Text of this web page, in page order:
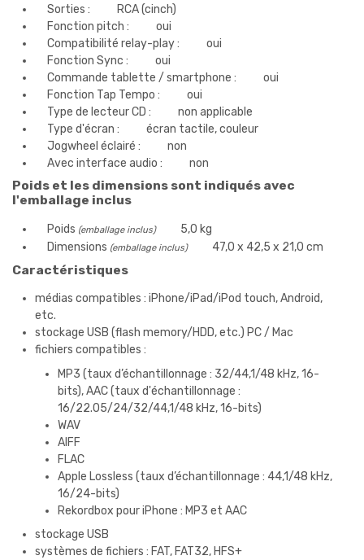
Sorties :
RCA (cinch)
Fonction pitch :
oui
Compatibilité relay-play :
oui
Fonction Sync :
oui
Commande tablette / smartphone :
oui
Fonction Tap Tempo :
oui
Type de lecteur CD :
non applicable
Type d'écran :
écran tactile, couleur
Jogwheel éclairé :
non
Avec interface audio :
non
Poids et les dimensions sont indiqués avec
l'emballage inclus
Poids (emballage inclus)
5,0 kg
Dimensions (emballage inclus) 47,0 x 42,5 x 21,0 cm
Caractéristiques
médias compatibles : iPhone/iPad/iPod touch, Android,
etc.
stockage USB (flash memory/HDD, etc.) PC / Mac
fichiers compatibles :
MP3 (taux d’échantillonnage : 32/44,1/48 kHz, 16-
bits), AAC (taux d'échantillonnage :
16/22.05/24/32/44,1/48 kHz, 16-bits)
WAV
AIFF
FLAC
Apple Lossless (taux d’échantillonnage : 44,1/48 kHz,
16/24-bits)
Rekordbox pour iPhone : MP3 et AAC
stockage USB
systèmes de fichiers : FAT, FAT32, HFS+